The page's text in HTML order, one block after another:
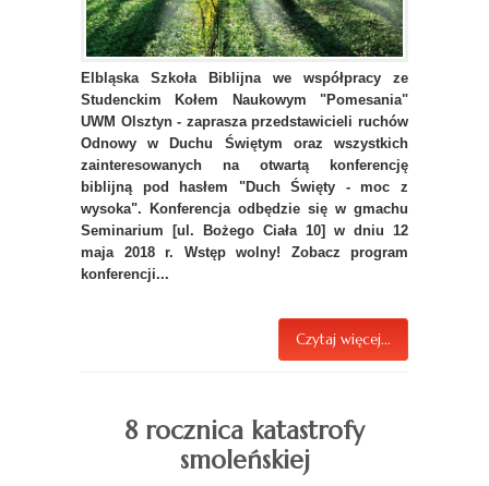
Elbląska Szkoła Biblijna we współpracy ze
Studenckim Kołem Naukowym "Pomesania"
UWM Olsztyn - zaprasza przedstawicieli ruchów
Odnowy w Duchu Świętym oraz wszystkich
zainteresowanych na otwartą konferencję
biblijną pod hasłem "Duch Święty - moc z
wysoka". Konferencja odbędzie się w gmachu
Seminarium [ul. Bożego Ciała 10] w dniu 12
maja 2018 r. Wstęp wolny! Zobacz program
konferencji...
Czytaj więcej...
8 rocznica katastrofy
smoleńskiej